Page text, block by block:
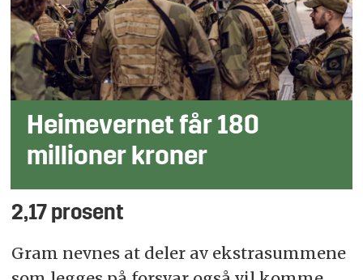
Heimevernet får 180
millioner kroner
2,17 prosent
Gram nevnes at deler av ekstrasummene